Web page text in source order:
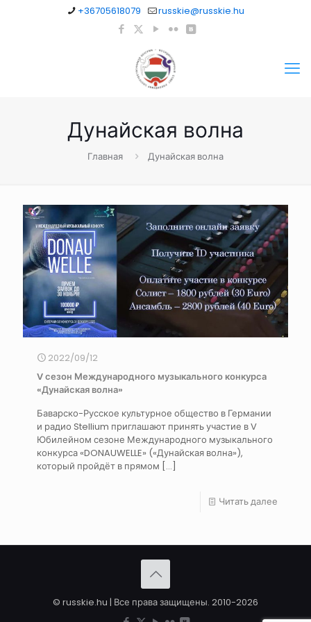
+36705618079 russkie@russkie.hu
Дунайская волна
Главная Дунайская волна
2022/09/12
V сезон Международного музыкального конкурса
«Дунайская волна»
Баварско-Русское культурное общество в Германии
и радио Stellium приглашают принять участие в V
Юбилейном сезоне Международного музыкального
конкурса «DONAUWELLE» («Дунайская волна»),
который пройдёт в прямом […]
Читать далее
© russkie.hu | Все права защищены. 2010-2026